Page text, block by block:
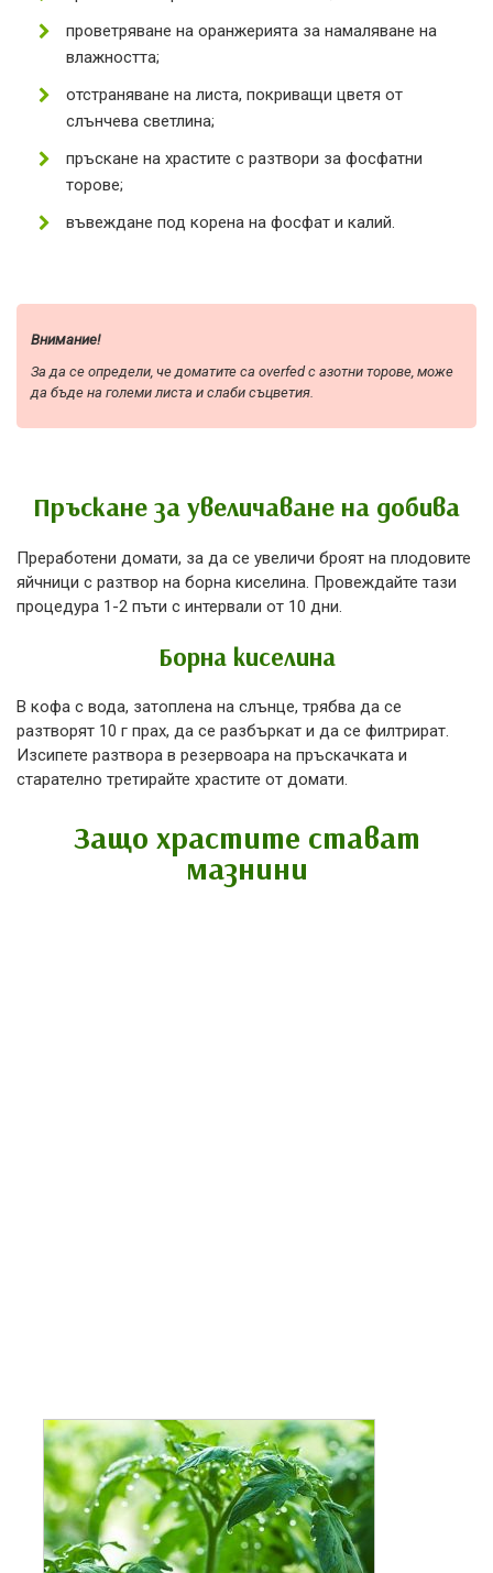
проветряване на оранжерията за намаляване на
влажността;
отстраняване на листа, покриващи цветя от
слънчева светлина;
пръскане на храстите с разтвори за фосфатни
торове;
въвеждане под корена на фосфат и калий.
Внимание!
За да се определи, че доматите са overfed с азотни торове, може
да бъде на големи листа и слаби съцветия.
Пръскане за увеличаване на добива
Преработени домати, за да се увеличи броят на плодовите
яйчници с разтвор на борна киселина. Провеждайте тази
процедура 1-2 пъти с интервали от 10 дни.
Борна киселина
В кофа с вода, затоплена на слънце, трябва да се
разтворят 10 г прах, да се разбъркат и да се филтрират.
Изсипете разтвора в резервоара на пръскачката и
старателно третирайте храстите от домати.
Защо храстите стават
мазнини